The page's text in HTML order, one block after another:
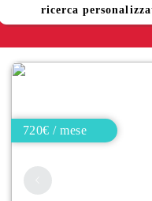
ricerca
720€ / mese